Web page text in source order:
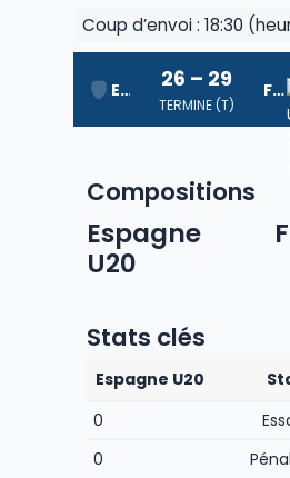
Coup d’envoi : 18:30
Espagne U20 26 – 29
TERMINE (T)
Fidji U20
Compositions
Espagne
U20
Stats clés
Espagne U20
0
0